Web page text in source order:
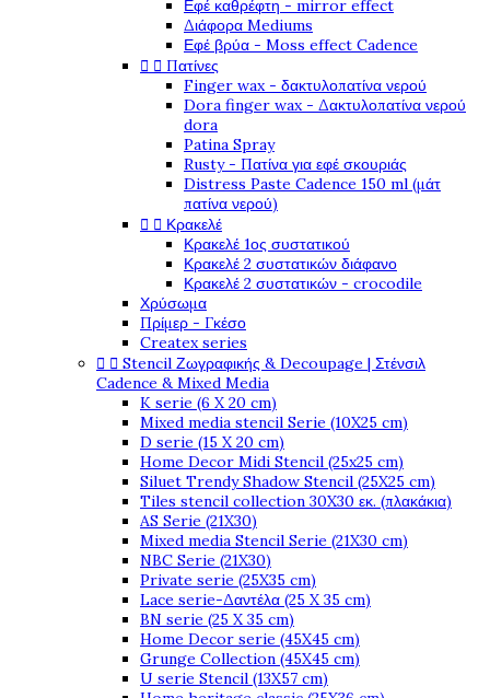
Εφέ καθρέφτη - mirror effect
Διάφορα Mediums
Εφέ βρύα - Moss effect Cadence
  Πατίνες
Finger wax - δακτυλοπατίνα νερού
Dora finger wax - Δακτυλοπατίνα νερού
dora
Patina Spray
Rusty - Πατίνα για εφέ σκουριάς
Distress Paste Cadence 150 ml (μάτ
πατίνα νερού)
  Κρακελέ
Κρακελέ 1ος συστατικού
Κρακελέ 2 συστατικών διάφανο
Κρακελέ 2 συστατικών - crocodile
Χρύσωμα
Πρίμερ - Γκέσο
Createx series
  Stencil Ζωγραφικής & Decoupage | Στένσιλ
Cadence & Mixed Media
K serie (6 X 20 cm)
Mixed media stencil Serie (10X25 cm)
D serie (15 X 20 cm)
Home Decor Midi Stencil (25x25 cm)
Siluet Trendy Shadow Stencil (25X25 cm)
Tiles stencil collection 30X30 εκ. (πλακάκια)
AS Serie (21X30)
Mixed media Stencil Serie (21X30 cm)
NBC Serie (21X30)
Private serie (25X35 cm)
Lace serie-Δαντέλα (25 X 35 cm)
BN serie (25 X 35 cm)
Home Decor serie (45X45 cm)
Grunge Collection (45X45 cm)
U serie Stencil (13X57 cm)